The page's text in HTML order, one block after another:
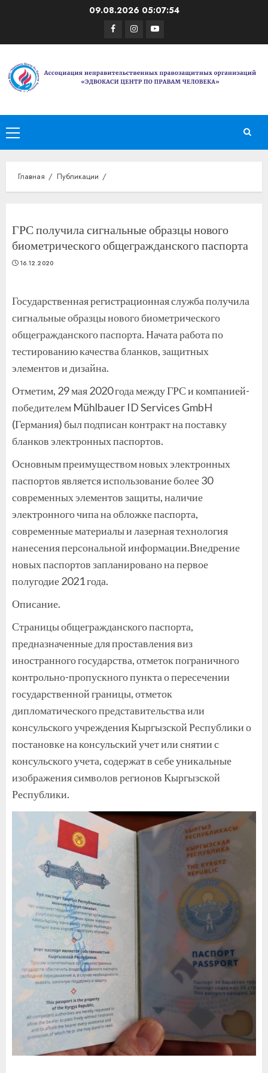
09.08.2026 05:07:54
Facebook
Instagram
Youtube
Основное
меню
Главная Публикации
ГРС получила сигнальные образцы нового
биометрического общегражданского паспорта
16.12.2020
Государственная регистрационная служба получила
сигнальные образцы нового биометрического
общегражданского паспорта. Начата работа по
тестированию качества бланков, защитных
элементов и дизайна.
Отметим, 29 мая 2020 года между ГРС и компанией-
победителем Mühlbauer ID Services GmbH
(Германия) был подписан контракт на поставку
бланков электронных паспортов.
Основным преимуществом новых электронных
паспортов является использование более 30
современных элементов защиты, наличие
электронного чипа на обложке паспорта,
современные материалы и лазерная технология
нанесения персональной информации.Внедрение
новых паспортов запланировано на первое
полугодие 2021 года.
Описание.
Страницы общегражданского паспорта,
предназначенные для проставления виз
иностранного государства, отметок пограничного
контрольно-пропускного пункта о пересечении
государственной границы, отметок
дипломатического представительства или
консульского учреждения Кыргызской Республики о
постановке на консульский учет или снятии с
консульского учета, содержат в себе уникальные
изображения символов регионов Кыргызской
Республики.